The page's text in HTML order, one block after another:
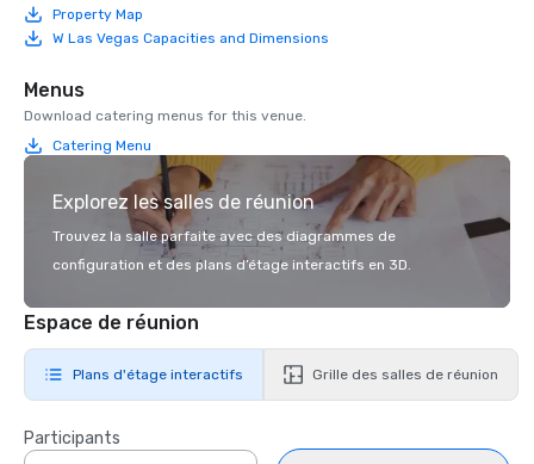
Property Map
W Las Vegas Capacities and Dimensions
Menus
Download catering menus for this venue.
Catering Menu
Explorez les salles de réunion
Trouvez la salle parfaite avec des diagrammes de
configuration et des plans d’étage interactifs en 3D.
Espace de réunion
Plans d'étage interactifs Grille des salles de réunion
Participants